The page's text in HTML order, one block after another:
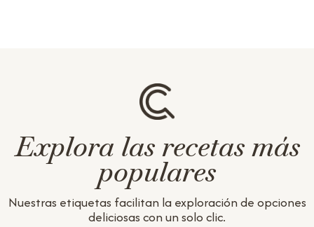
Explora las recetas más
populares
Nuestras etiquetas facilitan la exploración de opciones
deliciosas con un solo clic.